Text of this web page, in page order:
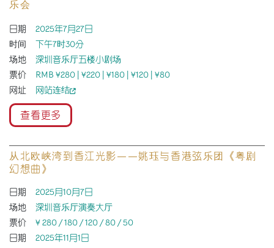
从北欧峡湾到香江光影——姚珏与香港弦乐团《粤剧
幻想曲》
日期
2025月10月7日
场地
深圳音乐厅演奏大厅
票价
¥ 280 / 180 / 120 / 80 / 50
日期
2025年11月1日
乐会
日期
2025年7月27日
时间
下午7时30分
场地
深圳音乐厅五楼小剧场
票价
RMB ¥280 | ¥220 | ¥180 | ¥120 | ¥80
网址
网站连结
查看更多